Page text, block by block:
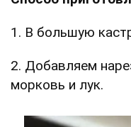
1. В большую
2. Добавляем
морковь и лук.